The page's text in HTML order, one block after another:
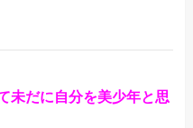
未だに自分を美少年と思